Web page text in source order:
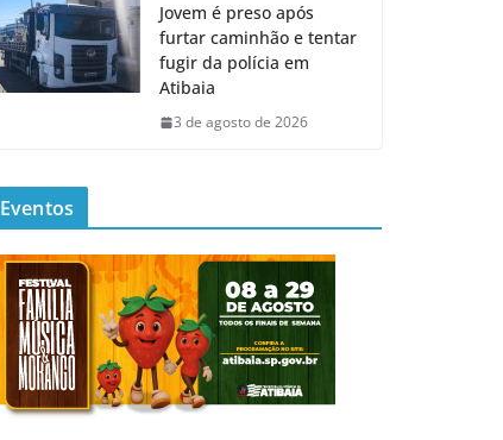
Jovem é preso após
furtar caminhão e tentar
fugir da polícia em
Atibaia
3 de agosto de 2026
Eventos